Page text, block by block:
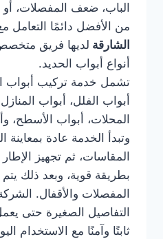
الباب، ضعف المفصلات،
من الأفضل دائمًا التعامل
الشارقة لديها فريق
أنواع أبواب الحديد.
تشمل خدمة تركيب أبواب
أبواب الفلل، أبواب
المحلات، أبواب الأسطح،
وتبدأ الخدمة عادة بمعاينة
المقاسات، ثم تجهيز
بطريقة قوية، وبعد ذلك
المفصلات والأقفال.
التفاصيل الصغيرة حتى
ثابتًا وآمنًا مع الاستخدام